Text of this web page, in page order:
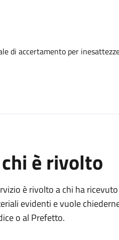
di accertamento per
è rivolto
è rivolto a chi ha
evidenti e vuole
o al Prefetto.